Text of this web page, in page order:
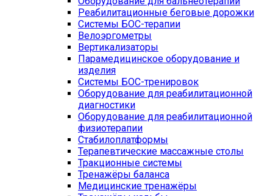
Реабилитационные беговые дорожки
Системы БОС-терапии
Велоэргометры
Вертикализаторы
Парамедицинское оборудование и
изделия
Системы БОС-тренировок
Оборудование для реабилитационной
диагностики
Оборудование для реабилитационной
физиотерапии
Стабилоплатформы
Терапевтические массажные столы
Тракционные системы
Тренажёры баланса
Медицинские тренажёры